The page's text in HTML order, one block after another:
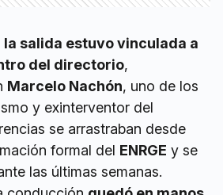
la salida estuvo vinculada a
del directorio,
Marcelo Nachón, uno de los
y exinterventor del
se arrastraban desde
formal del ENRGE y se
las últimas semanas.